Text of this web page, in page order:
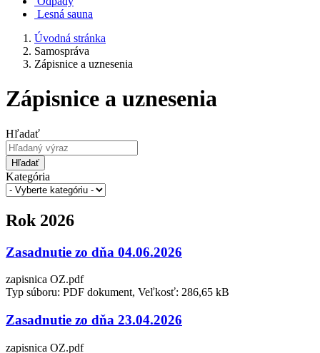
Lesná sauna
Úvodná stránka
Samospráva
Zápisnice a uznesenia
Zápisnice a uznesenia
Hľadať
Hľadať
Kategória
Rok 2026
Zasadnutie zo dňa 04.06.2026
zapisnica OZ.pdf
Typ súboru: PDF dokument, Veľkosť: 286,65 kB
Zasadnutie zo dňa 23.04.2026
zapisnica OZ.pdf